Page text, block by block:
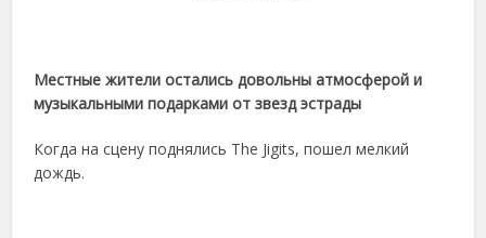
Местные жители остались довольны атмосферой и
музыкальными подарками от звезд эстрады
Когда на сцену поднялись The Jigits, пошел мелкий
дождь.